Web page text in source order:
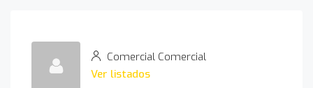
Comercial Comercial
Ver listados